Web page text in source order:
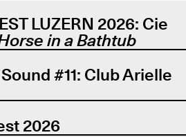
LUZERN 2026: Cie
in a Bathtub
#11: Club Arielle
2026